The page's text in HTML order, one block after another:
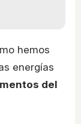
hemos
energías
del